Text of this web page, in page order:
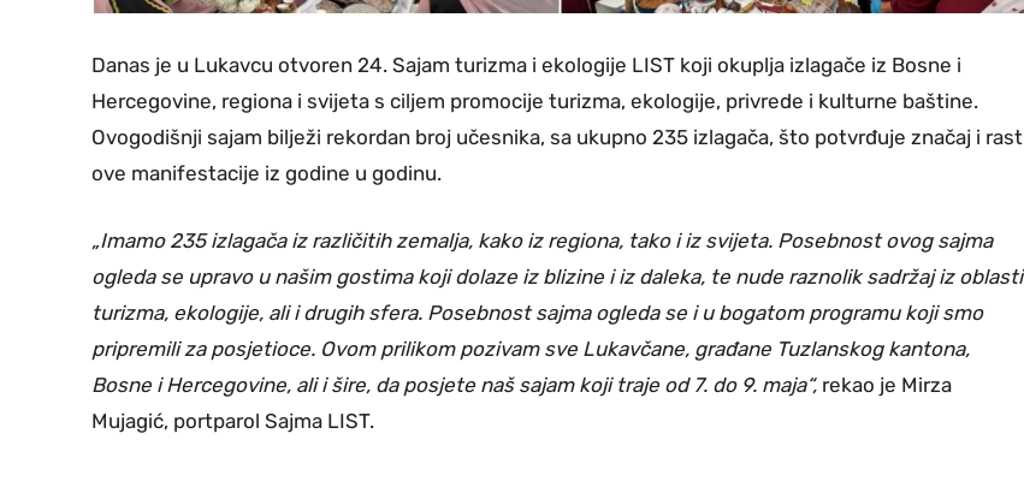
Danas je u Lukavcu otvoren 24. Sajam turizma i ekologije LIST koji okuplja izlagače iz Bosne i
Hercegovine, regiona i svijeta s ciljem promocije turizma, ekologije, privrede i kulturne baštine.
Ovogodišnji sajam bilježi rekordan broj učesnika, sa ukupno 235 izlagača, što potvrđuje značaj i rast
ove manifestacije iz godine u godinu.
„Imamo 235 izlagača iz različitih zemalja, kako iz regiona, tako i iz svijeta. Posebnost ovog sajma
ogleda se upravo u našim gostima koji dolaze iz blizine i iz daleka, te nude raznolik sadržaj iz oblasti
turizma, ekologije, ali i drugih sfera. Posebnost sajma ogleda se i u bogatom programu koji smo
pripremili za posjetioce. Ovom prilikom pozivam sve Lukavčane, građane Tuzlanskog kantona,
Bosne i Hercegovine, ali i šire, da posjete naš sajam koji traje od 7. do 9. maja“, rekao je Mirza
Mujagić, portparol Sajma LIST.